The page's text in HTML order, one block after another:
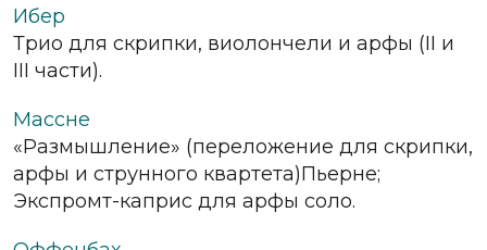
Ибер
Трио для скрипки, виолончели и арфы (II и
III части).
Массне
«Размышление» (переложение для скрипки,
арфы и струнного квартета)Пьерне;
Экспромт-каприс для арфы соло.